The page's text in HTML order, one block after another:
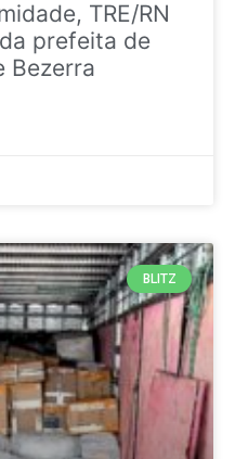
TRE/RN
prefeita de
Bezerra
BLITZ